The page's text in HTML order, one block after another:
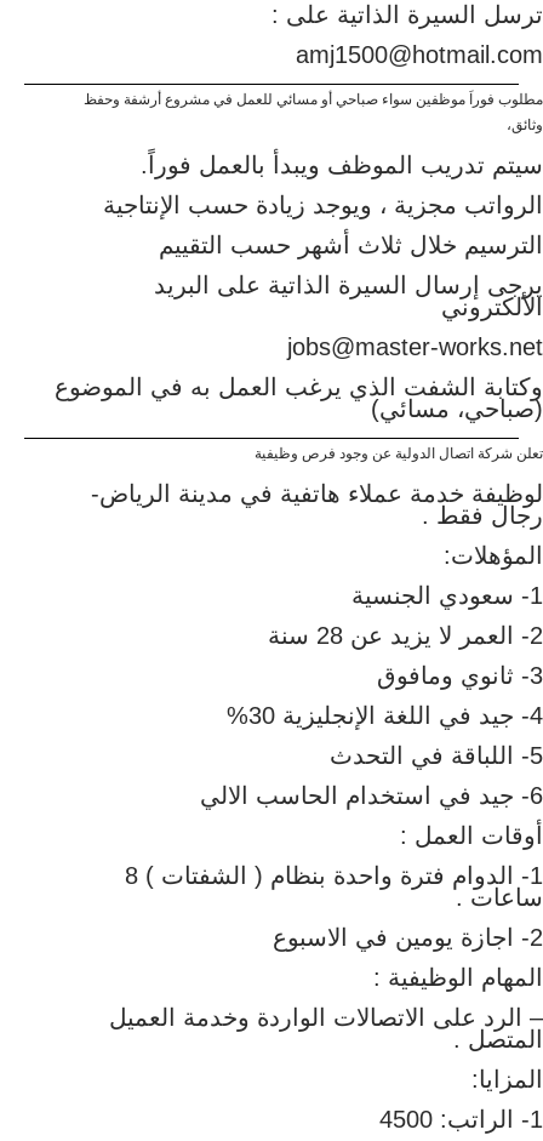
ترسل السيرة الذاتية على :
amj1500@hotmail.com
مطلوب فوراَ موظفين سواء صباحي أو مسائي للعمل في مشروع أرشفة وحفظ
وثائق،
سيتم تدريب الموظف ويبدأ بالعمل فوراً.
الرواتب مجزية ، ويوجد زيادة حسب الإنتاجية
الترسيم خلال ثلاث أشهر حسب التقييم
يرجى إرسال السيرة الذاتية على البريد
الألكتروني
jobs@master-works.net
وكتابة الشفت الذي يرغب العمل به في الموضوع
(صباحي، مسائي)
تعلن شركة اتصال الدولية عن وجود فرص وظيفية
لوظيفة خدمة عملاء هاتفية في مدينة الرياض-
رجال فقط .
المؤهلات:
1- سعودي الجنسية
2- العمر لا يزيد عن 28 سنة
3- ثانوي ومافوق
4- جيد في اللغة الإنجليزية 30%
5- اللباقة في التحدث
6- جيد في استخدام الحاسب الالي
أوقات العمل :
1- الدوام فترة واحدة بنظام ( الشفتات ) 8
ساعات .
2- اجازة يومين في الاسبوع
المهام الوظيفية :
– الرد على الاتصالات الواردة وخدمة العميل
المتصل .
المزايا:
1- الراتب: 4500